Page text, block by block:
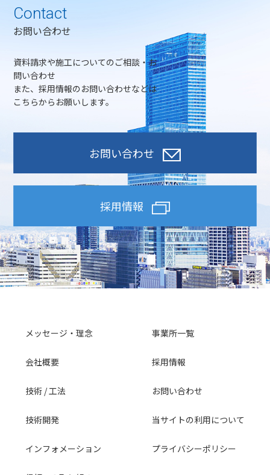
Contact
お問い合わせ
資料請求や施工についてのご相談・お
問い合わせ
また、採用情報のお問い合わせなどは
こちらからお願いします。
お問い合わせ
採用情報
メッセージ・理念
会社概要
技術 / 工法
技術開発
インフォメーション
事業所一覧
採用情報
お問い合わせ
当サイトの利用について
プライバシーポリシー